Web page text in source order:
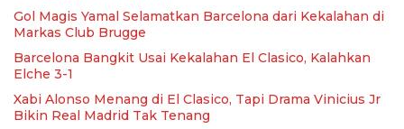
Gol Magis Yamal Selamatkan Barcelona dari Kekalahan di
Markas Club Brugge
Barcelona Bangkit Usai Kekalahan El Clasico, Kalahkan
Elche 3-1
Xabi Alonso Menang di El Clasico, Tapi Drama Vinicius Jr
Bikin Real Madrid Tak Tenang